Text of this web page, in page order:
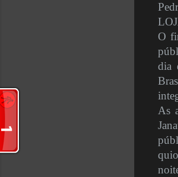
O
dia
As